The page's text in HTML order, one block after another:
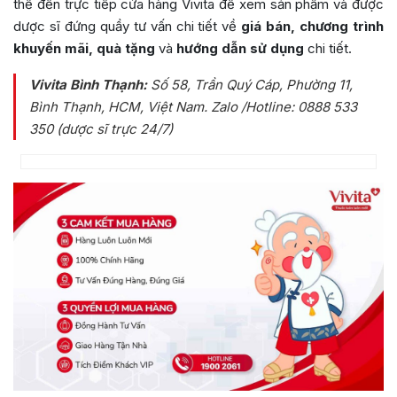
thể đến trực tiếp cửa hàng Vivita để xem sản phẩm và được
dược sĩ đứng quầy tư vấn chi tiết về giá bán, chương trình
khuyến mãi, quà tặng và hướng dẫn sử dụng chi tiết.
Vivita Bình Thạnh:Số 58, Trần Quý Cáp, Phường 11,
Bình Thạnh, HCM, Việt Nam. Zalo /Hotline: 0888 533
350 (dược sĩ trực 24/7)